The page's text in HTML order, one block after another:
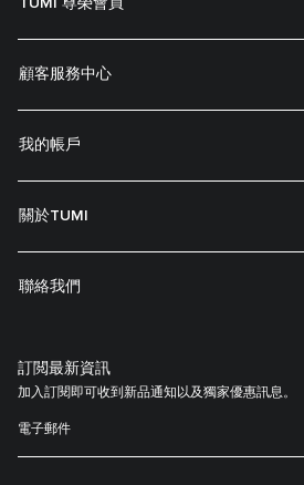
顧客服務中心
我的帳戶
關於TUMI
聯絡我們
訂閲最新資訊
加入訂閱即可收到新品通知以及獨家優惠訊息。